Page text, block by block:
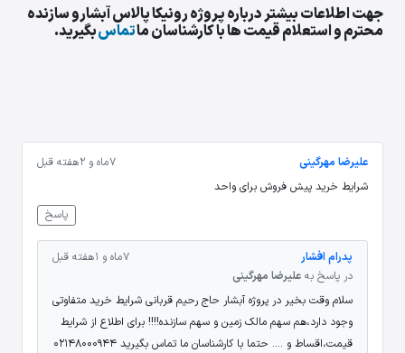
جهت اطلاعات بیشتر درباره پروژه رونیکا پالاس آبشارو سازنده
محترم و استعلام قیمت ها با کارشناسان ماتماسبگیرید.
علیرضا مهرگینی
7 ماه و 2 هفته قبل
شرایط خرید پیش فروش برای واحد
پاسخ
پدرام افشار
7 ماه و 1 هفته قبل
در پاسخ به علیرضا مهرگینی
سلام وقت بخیر در پروژه آبشار حاج رحیم قربانی شرایط خرید متفاوتی
وجود دارد،هم سهم مالک زمین و سهم سازنده!!!! برای اطلاع از شرایط
قیمت،اقساط و .... حتما با کارشناسان ما تماس بگیرید 02148000944